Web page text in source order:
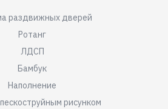
раздвижных дверей
Ротанг
ЛДСП
Бамбук
Наполнение
рисунком